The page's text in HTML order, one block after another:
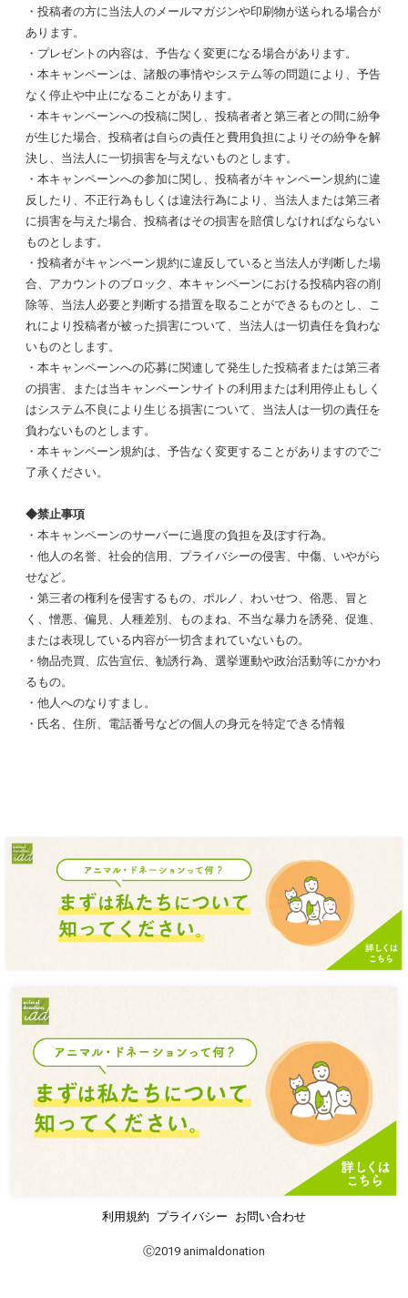
・投稿者の方に当法人のメールマガジンや印刷物が送られる場合が
あります。
・プレゼントの内容は、予告なく変更になる場合があります。
・本キャンペーンは、諸般の事情やシステム等の問題により、予告
なく停止や中止になることがあります。
・本キャンペーンへの投稿に関し、投稿者者と第三者との間に紛争
が生じた場合、投稿者は自らの責任と費用負担によりその紛争を解
決し、当法人に一切損害を与えないものとします。
・本キャンペーンへの参加に関し、投稿者がキャンペーン規約に違
反したり、不正行為もしくは違法行為により、当法人または第三者
に損害を与えた場合、投稿者はその損害を賠償しなければならない
ものとします。
・投稿者がキャンペーン規約に違反していると当法人が判断した場
合、アカウントのブロック、本キャンペーンにおける投稿内容の削
除等、当法人必要と判断する措置を取ることができるものとし、こ
れにより投稿者が被った損害について、当法人は一切責任を負わな
いものとします。
・本キャンペーンへの応募に関連して発生した投稿者または第三者
の損害、または当キャンペーンサイトの利用または利用停止もしく
はシステム不良により生じる損害について、当法人は一切の責任を
負わないものとします。
・本キャンペーン規約は、予告なく変更することがありますのでご
了承ください。
◆禁止事項
・本キャンペーンのサーバーに過度の負担を及ぼす行為。
・他人の名誉、社会的信用、プライバシーの侵害、中傷、いやがら
せなど。
・第三者の権利を侵害するもの、ポルノ、わいせつ、俗悪、冒と
く、憎悪、偏見、人種差別、ものまね、不当な暴力を誘発、促進、
または表現している内容が一切含まれていないもの。
・物品売買、広告宣伝、勧誘行為、選挙運動や政治活動等にかかわ
るもの。
・他人へのなりすまし。
・氏名、住所、電話番号などの個人の身元を特定できる情報
利用規約 プライバシー お問い合わせ
Ⓒ2019 animaldonation